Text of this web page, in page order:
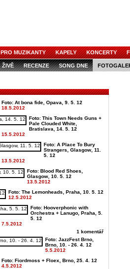
PRO MUZIKANTY KAPELY KONCERTY
ŽIVĚ RECENZE SONG DNE
Foto: At bona fide, Opava, 9. 5. 12
18.5.2012
Foto: This Town Needs Guns +
Pale Clouded White,
Bratislava, 14. 5. 12
15.5.2012
Foto: A Place To Bury
Strangers, Glasgow, 11.
5. 12
13.5.2012
Foto: Blood Red Shoes,
Glasgow, 10. 5. 12
13.5.2012
Foto: The Lemonheads, Praha, 10. 5. 12
12.5.2012
Foto: Hooverphonic with
Orchestra + Lanugo, Praha, 5.
5. 12
7.5.2012
1 komentář
Foto: JazzFest Brno,
Brno, 10. - 26. 4. 12
5.5.2012
Foto: Fiordmoss + Floex, Brno, 25. 4. 12
4.5.2012